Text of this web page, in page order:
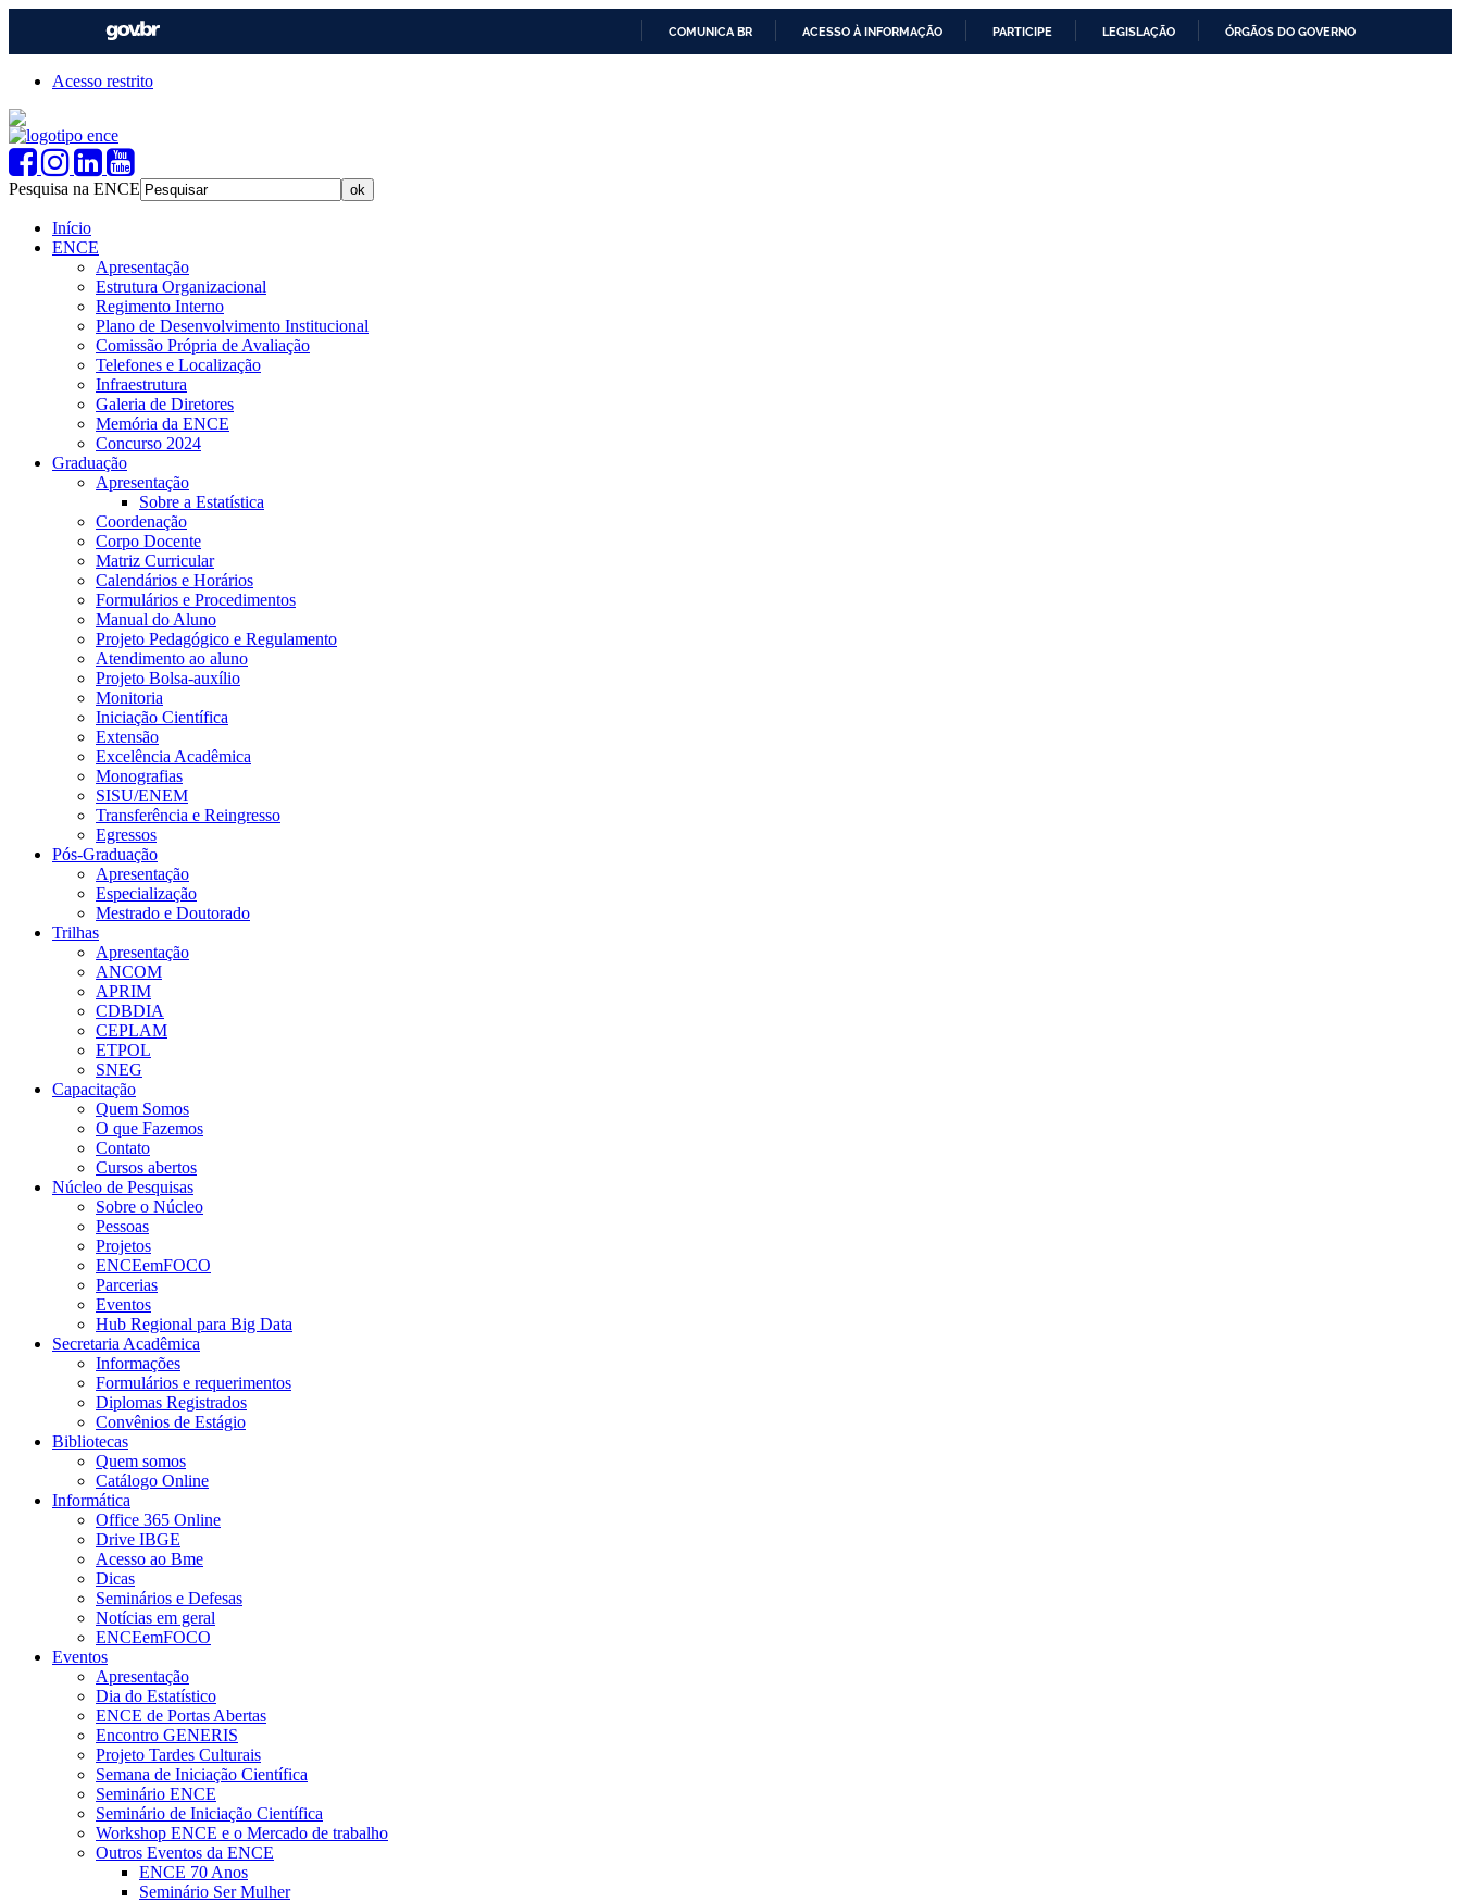
COMUNICA BR ACESSO À INFORMAÇÃO PARTICIPE LEGISLAÇÃO ÓRGÃOS DO GOVERNO
Acesso restrito
Pesquisa na ENCE
Início
ENCE
Apresentação
Estrutura Organizacional
Regimento Interno
Plano de Desenvolvimento Institucional
Comissão Própria de Avaliação
Telefones e Localização
Infraestrutura
Galeria de Diretores
Memória da ENCE
Concurso 2024
Graduação
Apresentação
Sobre a Estatística
Coordenação
Corpo Docente
Matriz Curricular
Calendários e Horários
Formulários e Procedimentos
Manual do Aluno
Projeto Pedagógico e Regulamento
Atendimento ao aluno
Projeto Bolsa-auxílio
Monitoria
Iniciação Científica
Extensão
Excelência Acadêmica
Monografias
SISU/ENEM
Transferência e Reingresso
Egressos
Pós-Graduação
Apresentação
Especialização
Mestrado e Doutorado
Trilhas
Apresentação
ANCOM
APRIM
CDBDIA
CEPLAM
ETPOL
SNEG
Capacitação
Quem Somos
O que Fazemos
Contato
Cursos abertos
Núcleo de Pesquisas
Sobre o Núcleo
Pessoas
Projetos
ENCEemFOCO
Parcerias
Eventos
Hub Regional para Big Data
Secretaria Acadêmica
Informações
Formulários e requerimentos
Diplomas Registrados
Convênios de Estágio
Bibliotecas
Quem somos
Catálogo Online
Informática
Office 365 Online
Drive IBGE
Acesso ao Bme
Dicas
Seminários e Defesas
Notícias em geral
ENCEemFOCO
Eventos
Apresentação
Dia do Estatístico
ENCE de Portas Abertas
Encontro GENERIS
Projeto Tardes Culturais
Semana de Iniciação Científica
Seminário ENCE
Seminário de Iniciação Científica
Workshop ENCE e o Mercado de trabalho
Outros Eventos da ENCE
ENCE 70 Anos
Seminário Ser Mulher